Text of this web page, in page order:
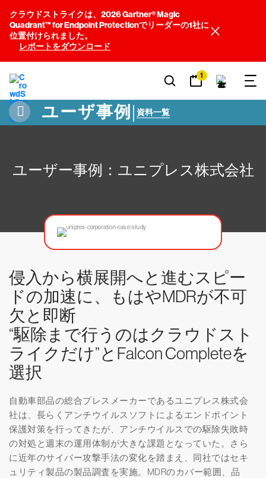
クラウドストライクは、2026 Gartner® Magic
Quadrant™ for Endpoint Protectionでリーダーの1社に
位置付けられました。
レポートをダウンロード
1
ユーザ事例| 資料一覧
ユーザー事例：ユニプレス株式会社
侵入から横展開へと進むスピー
ドの加速に、もはやMDRが不可
欠と即断
“駆除まで行うのはクラウドスト
ライクだけ”とFalcon Completeを
選択
自動車部品の総合プレスメーカーであるユニプレス株式会
社は、長らくアンチウイルスソフトによるエンドポイント
保護対策を行ってきたが、アンチウイルスでの駆除失敗時
の対処と週末の運用体制が大きな課題となっていた。さら
に近年のサイバー攻撃手法の変化を踏まえ、同社ではセキ
ュリティ製品の製品調査を実施。MDRのカバー範囲、品